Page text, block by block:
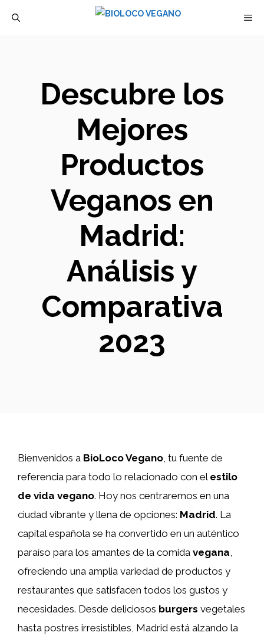
Descubre los
Mejores
Productos
Veganos en
Madrid:
Análisis y
Comparativa
2023
Bienvenidos a BioLoco Vegano, tu fuente de
referencia para todo lo relacionado con el estilo
de vida vegano. Hoy nos centraremos en una
ciudad vibrante y llena de opciones: Madrid. La
capital española se ha convertido en un auténtico
paraíso para los amantes de la comida vegana,
ofreciendo una amplia variedad de productos y
restaurantes que satisfacen todos los gustos y
necesidades. Desde deliciosos burgers vegetales
hasta postres irresistibles, Madrid está alzando la